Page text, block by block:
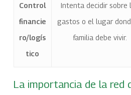
Control
financie
ro/logís
tico
Intenta decidir sobre
gastos o el lugar
familia debe vivir.
La importancia de la red